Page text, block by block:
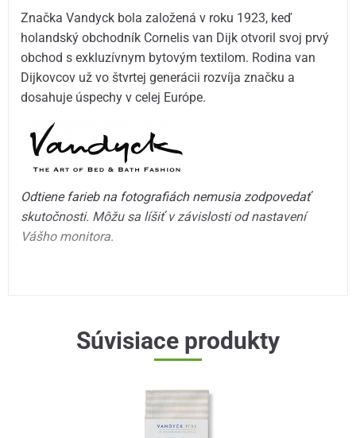
Značka Vandyck bola založená v roku 1923, keď
holandský obchodník Cornelis van Dijk otvoril svoj prvý
obchod s exkluzívnym bytovým textilom. Rodina van
Dijkovcov už vo štvrtej generácii rozvíja značku a
dosahuje úspechy v celej Európe.
Odtiene farieb na fotografiách nemusia zodpovedať
skutočnosti. Môžu sa líšiť v závislosti od nastavení
Vášho monitora.
Súvisiace produkty